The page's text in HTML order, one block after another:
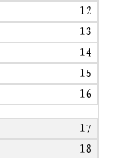
12
13
14
15
16
17
18